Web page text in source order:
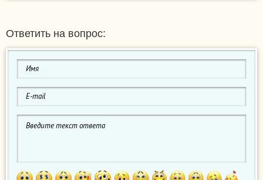
Ответить на вопрос: